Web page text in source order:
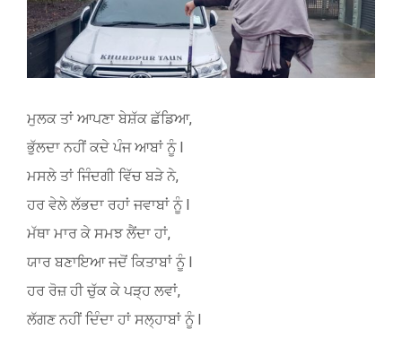
ਮੁਲਕ ਤਾਂ ਆਪਣਾ ਬੇਸ਼ੱਕ ਛੱਡਿਆ,
ਭੁੱਲਦਾ ਨਹੀਂ ਕਦੇ ਪੰਜ ਆਬਾਂ ਨੂੰ l
ਮਸਲੇ ਤਾਂ ਜਿੰਦਗੀ ਵਿੱਚ ਬੜੇ ਨੇ,
ਹਰ ਵੇਲੇ ਲੱਭਦਾ ਰਹਾਂ ਜਵਾਬਾਂ ਨੂੰ l
ਮੱਥਾ ਮਾਰ ਕੇ ਸਮਝ ਲੈਂਦਾ ਹਾਂ,
ਯਾਰ ਬਣਾਇਆ ਜਦੋਂ ਕਿਤਾਬਾਂ ਨੂੰ l
ਹਰ ਰੋਜ਼ ਹੀ ਚੁੱਕ ਕੇ ਪੜ੍ਹ ਲਵਾਂ,
ਲੱਗਣ ਨਹੀਂ ਦਿੰਦਾ ਹਾਂ ਸਲ੍ਹਾਬਾਂ ਨੂੰ l